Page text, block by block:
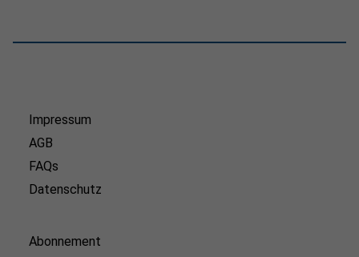
Impressum
AGB
FAQs
Datenschutz
Abonnement